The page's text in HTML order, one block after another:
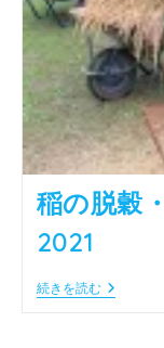
稲の脱穀
2021
続きを読む稲
の